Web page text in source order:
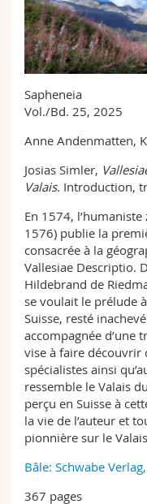
Science and
Interfaculty
Employees
PhD students
Webmail
Course catalogue
MyUnifr
Sapheneia
Vol./Bd. 25, 2025
Anne Andenmatten,
Josias Simler,
Valais. Introduction,
En 1574,
1576) publie la
consacrée à la
Vallesiae Descriptio.
Hildebrand de
se voulait le prélude
Suisse, resté
accompagnée d’une
vise à faire découvrir
spécialistes ainsi
ressemble le Valais
perçu en Suisse à
la vie de l’auteur et
pionnière sur le
Bâle: Schwabe
367 pages